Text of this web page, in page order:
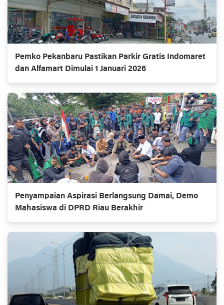
Pemko Pekanbaru Pastikan Parkir Gratis Indomaret
dan Alfamart Dimulai 1 Januari 2026
Penyampaian Aspirasi Berlangsung Damai, Demo
Mahasiswa di DPRD Riau Berakhir